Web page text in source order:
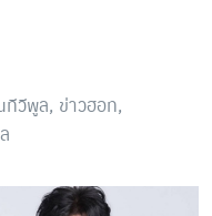
ทีวีพูล, ข่าวฮอท,